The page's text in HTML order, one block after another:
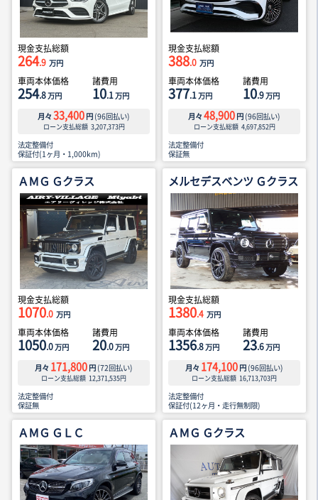
現金支払総額
264.9 万円
車両本体価格
254.8万円
諸費用
10.1万円
月々 33,400 円 (96回払い)
ローン支払総額 3,207,373円
法定整備付
保証付(1ヶ月・1,000km)
現金支払総額
388.0 万円
車両本体価格
377.1万円
諸費用
10.9万円
月々 48,900 円 (96回払い)
ローン支払総額 4,697,852円
法定整備付
保証無
ＡＭＧ Ｇクラス
現金支払総額
1070.0 万円
車両本体価格
1050.0万円
諸費用
20.0万円
月々 171,800 円 (72回払い)
ローン支払総額 12,371,535円
法定整備付
保証無
メルセデスベンツ Ｇクラス
現金支払総額
1380.4 万円
車両本体価格
1356.8万円
諸費用
23.6万円
月々 174,100 円 (96回払い)
ローン支払総額 16,713,703円
法定整備付
保証付(12ヶ月・走行無制限)
ＡＭＧ ＧＬＣ ＡＭＧ Ｇクラス